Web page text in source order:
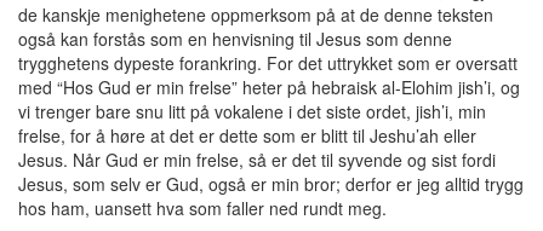
de kanskje menighetene oppmerksom på at de denne teksten
også kan forstås som en henvisning til Jesus som denne
trygghetens dypeste forankring. For det uttrykket som er oversatt
med “Hos Gud er min frelse” heter på hebraisk al-Elohim jish’i, og
vi trenger bare snu litt på vokalene i det siste ordet, jish’i, min
frelse, for å høre at det er dette som er blitt til Jeshu’ah eller
Jesus. Når Gud er min frelse, så er det til syvende og sist fordi
Jesus, som selv er Gud, også er min bror; derfor er jeg alltid trygg
hos ham, uansett hva som faller ned rundt meg.